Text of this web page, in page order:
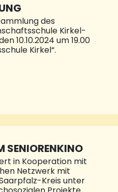
des
Kirkel-
10.10.2024 um 19.00
Kirkel“.
der
zum
des Kassenführers
Wahl eines(r)
Kurzer Rückblick auf
Ausblick auf
Viele Grüße Michael
SENIORENKINO
in Kooperation mit
Netzwerk mit
Kreis unter